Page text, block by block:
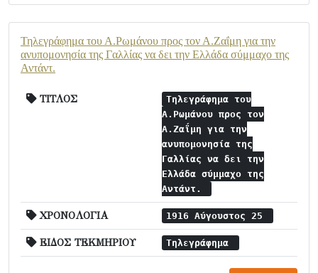
Τηλεγράφημα του Α.Ρωμάνου προς τον Α.Ζαΐμη για την
ανυπομονησία της Γαλλίας να δει την Ελλάδα σύμμαχο της
Αντάντ.
ΤΙΤΛΟΣ
Τηλεγράφημα του
Α.Ρωμάνου προς τον
Α.Ζαΐμη για την
ανυπομονησία της
Γαλλίας να δει την
Ελλάδα σύμμαχο της
Αντάντ.
ΧΡΟΝΟΛΟΓΙΑ 1916 Αύγουστος 25
ΕΙΔΟΣ ΤΕΚΜΗΡΙΟΥ Τηλεγράφημα